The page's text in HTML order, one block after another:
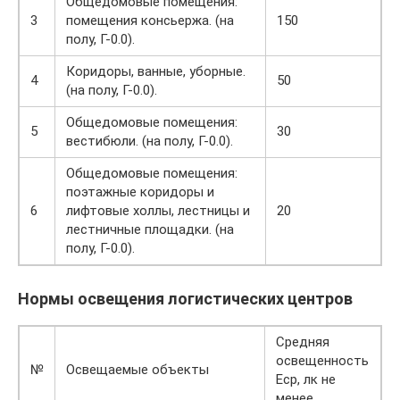
3
помещения консьержа. (на
полу, Г-0.0).
150
4
Коридоры, ванные, уборные.
(на полу, Г-0.0).
50
5
Общедомовые помещения:
вестибюли. (на полу, Г-0.0).
30
6
Общедомовые помещения:
поэтажные коридоры и
лифтовые холлы, лестницы и
лестничные площадки. (на
полу, Г-0.0).
20
Нормы освещения логистических центров
№ Освещаемые объекты
Средняя
освещенность
Еср, лк не